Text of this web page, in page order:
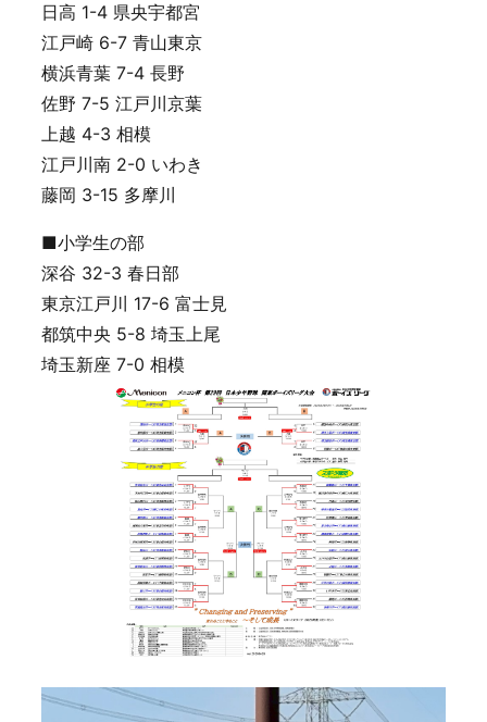
日高 1-4 県央宇都宮
江戸崎 6-7 青山東京
横浜青葉 7-4 長野
佐野 7-5 江戸川京葉
上越 4-3 相模
江戸川南 2-0 いわき
藤岡 3-15 多摩川
■小学生の部
深谷 32-3 春日部
東京江戸川 17-6 富士見
都筑中央 5-8 埼玉上尾
埼玉新座 7-0 相模